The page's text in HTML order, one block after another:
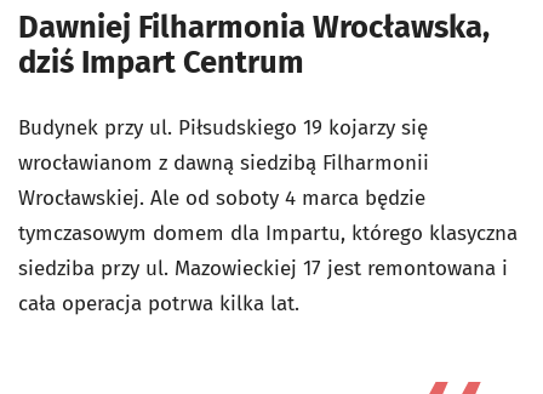
Dawniej Filharmonia Wrocławska,
dziś Impart Centrum
Budynek przy ul. Piłsudskiego 19 kojarzy się
wrocławianom z dawną siedzibą Filharmonii
Wrocławskiej. Ale od soboty 4 marca będzie
tymczasowym domem dla Impartu, którego klasyczna
siedziba przy ul. Mazowieckiej 17 jest remontowana i
cała operacja potrwa kilka lat.